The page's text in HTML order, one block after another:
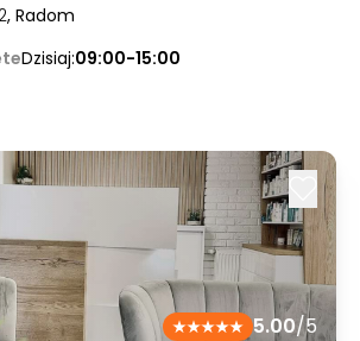
, Radom
Dzisiaj:09:00-15:00
5.00/5